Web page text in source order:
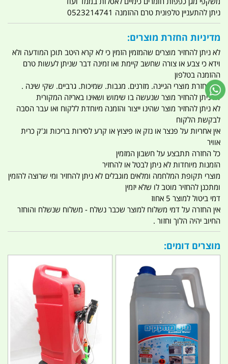
ניתן להתעניין טלפונית טרם ההזמנה 0523214741
מדיניות החזרת מוצרים:
לא ניתן להחזיר מוצרים שהמזמין הזמין כי לא קרא היטב תוכן המודעה ולא
וידא כי צבע או צורה שחשב קיימת ואו זמינה דבר שניתן לעשות טרם
ההזמנה בטלפון
אין החזרת מוצרי הגיינה. מזרנים. מגבות. שמיכות. גרביים. שקי שינה .
לא ניתן להחזיר מוצר שנעשה בו שימוש ושאינו באריזה המקורית
לא ניתן להחזיר מוצר שהינו ייצור והזמנה מיוחדת ללקוח ואו עבר הסבה
לבקשת הלקוח
אין אחריות על פנצר או נזק או פיצוץ או קרע לסירות בריכות וג'ק כרית
אוויר
כל החזרה תתבצע על חשבון המזמין
הזמנות מיוחדות לא ניתן לבטל או להחזיר
מוצרי תקופת המלחמה ומלאים מוגבלים לא ניתן להחזיר ומי שרוצה להזמין
ומתכנן להחזיר מוטב לו שלא יזמין
דמי ביטול למוצר 5 אחוז
אין החזרה על דמי משלוח למוצר שכבר נשלח - משלוח שנשלח והוחזר
החיוב יהיה הלוך וחזור .
מוצרים דומים: